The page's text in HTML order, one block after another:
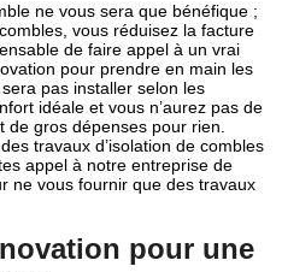
ne vous sera que bénéfique ;
vous réduisez la facture
de faire appel à un vrai
pour prendre en main les
pas installer selon les
idéale et vous n’aurez pas de
de gros dépenses pour rien.
travaux d’isolation de combles
appel à notre entreprise de
ne vous fournir que des travaux
pour une